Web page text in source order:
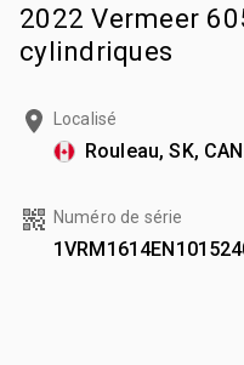
2022 Vermeer
cylindriques
Localisé
Rouleau, SK, CAN
Numéro de série